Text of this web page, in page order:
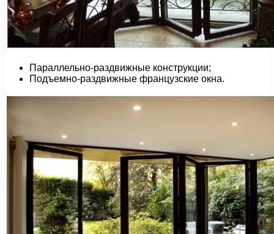
Параллельно-раздвижные конструкции;
Подъемно-раздвижные французские окна.